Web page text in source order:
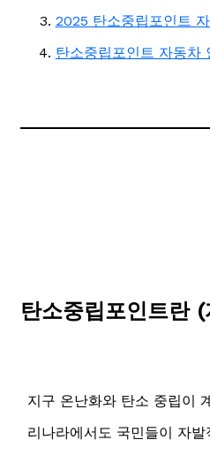
2025 탄소중립포인트
탄소중립포인트 자동차
탄소중립포인트란
지구 온난화와 탄소 중립이
리나라에서도 국민들이 자발